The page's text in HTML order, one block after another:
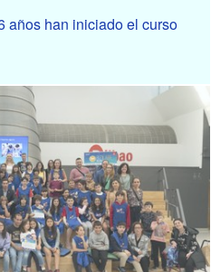
años han iniciado el curso